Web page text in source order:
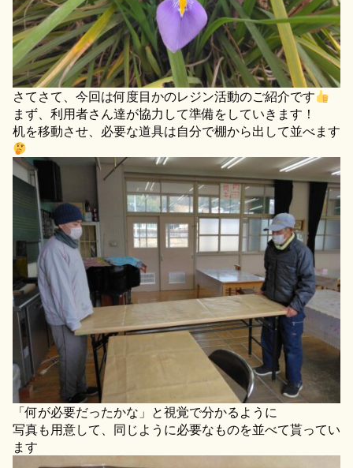
さてさて、今回は何度目かのレジン活動のご紹介です
まず、利用者さん達が協力して準備をしていきます！
机を移動させ、必要な道具は自分で棚から出して並べます
「何が必要だったかな」と視覚で分かるように
写真も用意して、同じように必要なものを並べて貰ってい
ます